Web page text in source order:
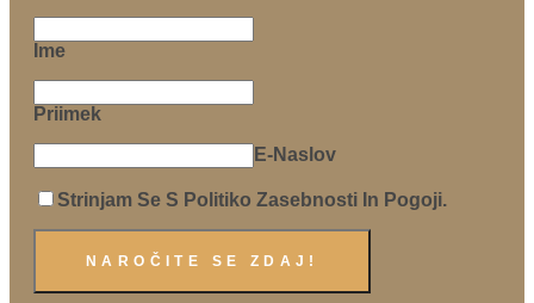
Ime
Priimek
E-Naslov
Strinjam Se S Politiko Zasebnosti In Pogoji.